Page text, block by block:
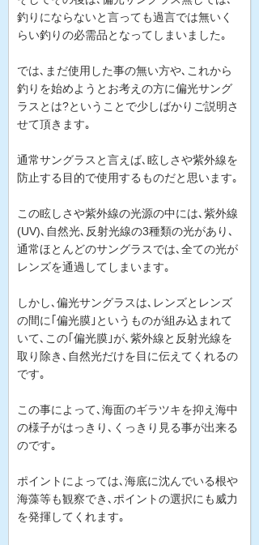
釣りにならないと言っても過言では無いく
らい釣りの必需品となってしまいました｡
では､まだ使用した事の無い方や､これから
釣りを始めようとお考えの方に偏光サング
ラスとは?ということで少しばかりご説明さ
せて頂きます｡
通常サングラスと言えば､眩しさや紫外線を
防止する目的で使用するものだと思います｡
この眩しさや紫外線の光源の中には､紫外線
(UV)､自然光､反射光線の3種類の光があり､
通常ほとんどのサングラスでは､全ての光が
レンズを通過してしまいます｡
しかし､偏光サングラスは､レンズとレンズ
の間に｢偏光膜｣というものが組み込まれて
いて､この｢偏光膜｣が､紫外線と反射光線を
取り除き､自然光だけを目に伝えてくれるの
です｡
この事によって､海面のギラツキを抑え海中
の様子がはっきり､くっきり見る事が出来る
のです｡
ポイントによっては､海底に沈んでいる根や
海藻等も観察でき､ポイントの選択にも威力
を発揮してくれます｡